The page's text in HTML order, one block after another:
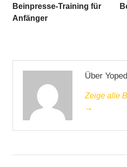
Beinpresse-Training für
Anfänger
Über
Zeige alle
→